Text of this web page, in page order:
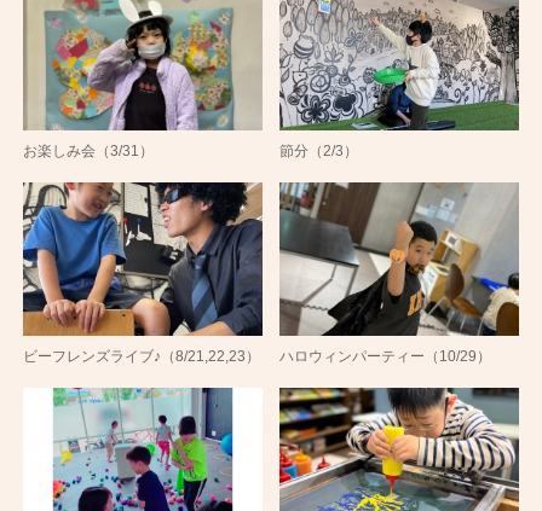
お楽しみ会（3/31） 節分（2/3）
ビーフレンズライブ♪（8/21,22,23） ハロウィンパーティー（10/29）